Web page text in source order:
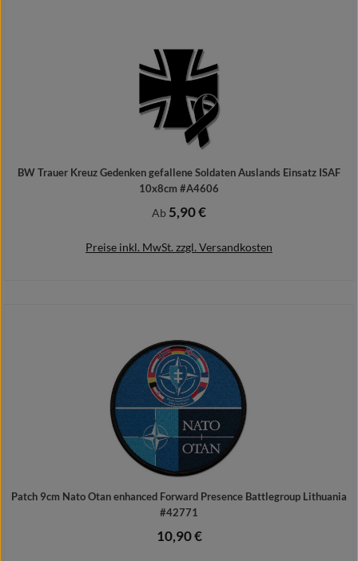
BW Trauer Kreuz Gedenken gefallene Soldaten Auslands Einsatz ISAF
10x8cm #A4606
Regulärer Preis:
Ab 5,90 €
Preise inkl. MwSt. zzgl. Versandkosten
Patch 9cm Nato Otan enhanced Forward Presence Battlegroup Lithuania
#42771
Regulärer Preis:
10,90 €